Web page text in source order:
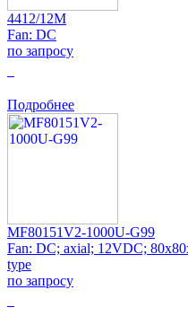
4412/12M
Fan: DC
по запросу
Подробнее
MF80151V2-1000U-G99
Fan: DC; axial; 12VDC;
type
по запросу